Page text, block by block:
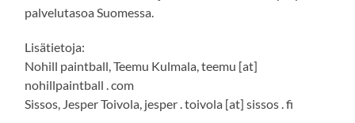
palvelutasoa Suomessa.
Lisätietoja:
Nohill paintball, Teemu Kulmala, teemu [at]
nohillpaintball . com
Sissos, Jesper Toivola, jesper . toivola [at] sissos . fi